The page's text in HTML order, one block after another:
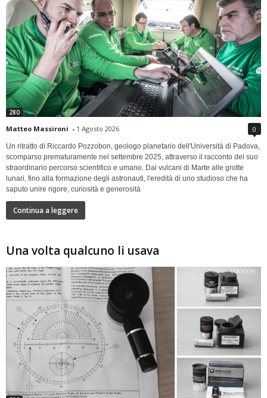
280
Matteo Massironi - 1 Agosto 2026 0
Un ritratto di Riccardo Pozzobon, geologo planetario dell'Università di Padova,
scomparso prematuramente nel settembre 2025, attraverso il racconto del suo
straordinario percorso scientifico e umano. Dai vulcani di Marte alle grotte
lunari, fino alla formazione degli astronauti, l'eredità di uno studioso che ha
saputo unire rigore, curiosità e generosità
Continua a leggere
Una volta qualcuno li usava